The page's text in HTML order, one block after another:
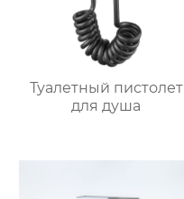
Туалетный пистолет
для душа